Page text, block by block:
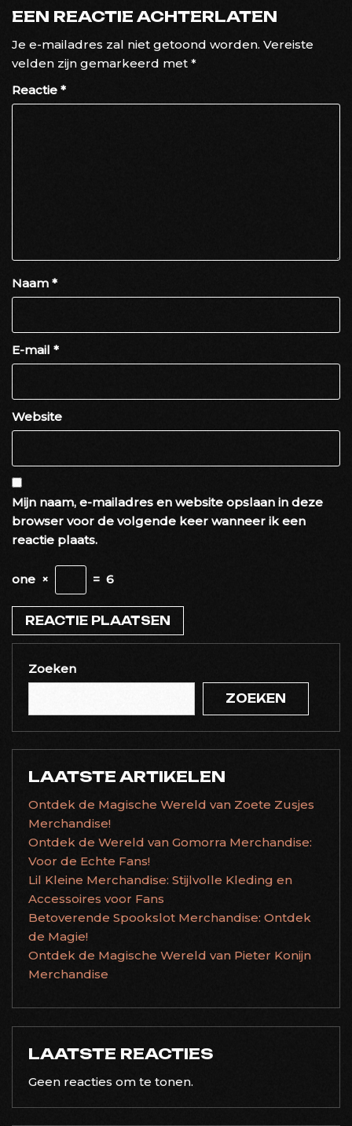
EEN REACTIE ACHTERLATEN
Je e-mailadres zal niet getoond worden. Vereiste
velden zijn gemarkeerd met *
Reactie *
Naam *
E-mail *
Website
Mijn naam, e-mailadres en website opslaan in deze
browser voor de volgende keer wanneer ik een
reactie plaats.
one × = 6
Zoeken
ZOEKEN
LAATSTE ARTIKELEN
Ontdek de Magische Wereld van Zoete Zusjes
Merchandise!
Ontdek de Wereld van Gomorra Merchandise:
Voor de Echte Fans!
Lil Kleine Merchandise: Stijlvolle Kleding en
Accessoires voor Fans
Betoverende Spookslot Merchandise: Ontdek
de Magie!
Ontdek de Magische Wereld van Pieter Konijn
Merchandise
LAATSTE REACTIES
Geen reacties om te tonen.